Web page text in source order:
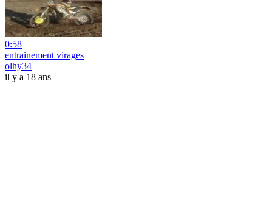
0:58
entrainement virages
olhy34
il y a 18 ans